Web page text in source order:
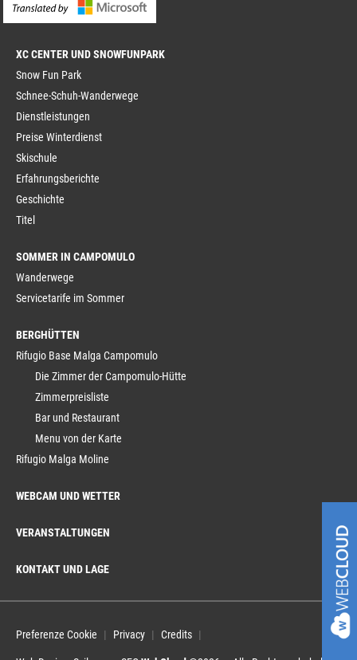
XC CENTER
Snow Fun Park
Schnee-Schuh-Wanderwege
Dienstleistungen
Preise Winterdienst
Skischule
Erfahrungsberichte
Geschichte
Titel
SOMMER IN CAMPOMULO
Wanderwege
Servicetarife im Sommer
BERGHÜTTEN
Rifugio Base Malga Campomulo
Die Zimmer der Campomulo-Hütte
Zimmerpreisliste
Bar und Restaurant
Menu von der Karte
Rifugio Malga Moline
WEBCAM UND WETTER
VERANSTALTUNGEN
KONTAKT UND LAGE
Preferenze Cookie Privacy Credits